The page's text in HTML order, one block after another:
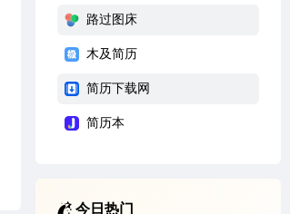
路过图床
木及简历
简历下载网
简历本
今日热门